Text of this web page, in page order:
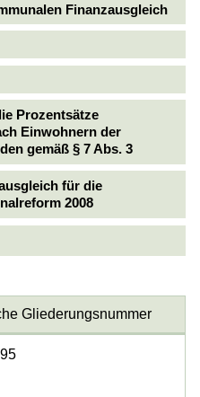
Finanzausgleich
Prozentsätze
Einwohnern der
gemäß § 7 Abs. 3
für die
2008
Gliederungsnummer